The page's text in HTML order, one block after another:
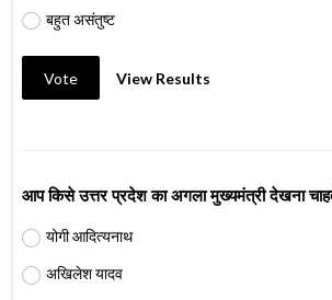
बहुत असंतुष्ट
Vote View Results
आप किसे उत्तर प्रदेश का अगला मुख्यमंत्री देखना
योगी आदित्यनाथ
अखिलेश यादव